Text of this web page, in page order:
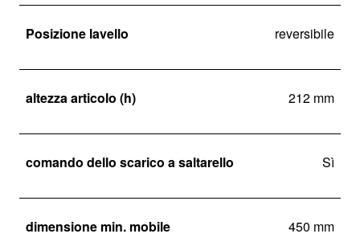
Posizione lavello reversibile
altezza articolo (h) 212 mm
comando dello scarico a saltarello Sì
dimensione min. mobile 450 mm